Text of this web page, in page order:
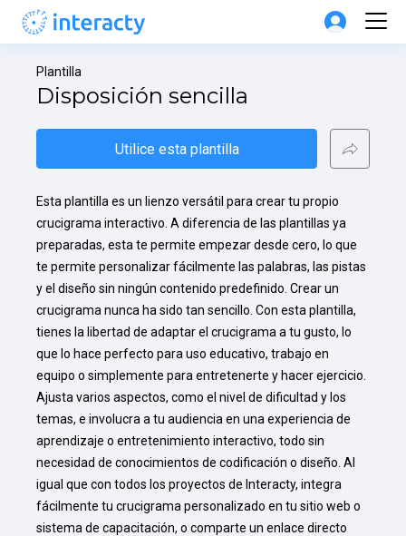
Plantilla
Disposición sencilla
Utilice esta plantilla
Esta plantilla es un lienzo versátil para crear tu propio
crucigrama interactivo. A diferencia de las plantillas ya
preparadas, esta te permite empezar desde cero, lo que
te permite personalizar fácilmente las palabras, las pistas
y el diseño sin ningún contenido predefinido. Crear un
crucigrama nunca ha sido tan sencillo. Con esta plantilla,
tienes la libertad de adaptar el crucigrama a tu gusto, lo
que lo hace perfecto para uso educativo, trabajo en
equipo o simplemente para entretenerte y hacer ejercicio.
Ajusta varios aspectos, como el nivel de dificultad y los
temas, e involucra a tu audiencia en una experiencia de
aprendizaje o entretenimiento interactivo, todo sin
necesidad de conocimientos de codificación o diseño. Al
igual que con todos los proyectos de Interacty, integra
fácilmente tu crucigrama personalizado en tu sitio web o
sistema de capacitación, o comparte un enlace directo